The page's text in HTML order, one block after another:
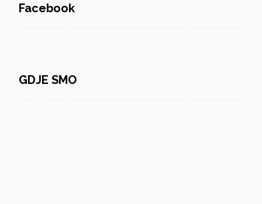
Facebook
GDJE SMO